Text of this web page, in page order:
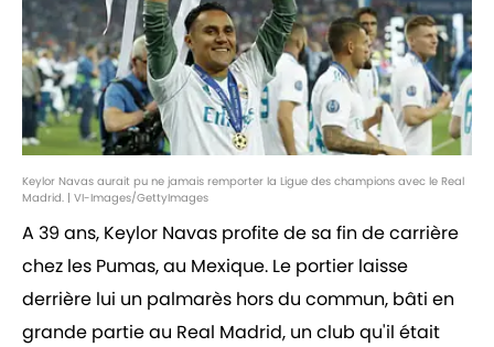
Keylor Navas aurait pu ne jamais remporter la Ligue des champions avec le Real
Madrid. | VI-Images/GettyImages
A 39 ans, Keylor Navas profite de sa fin de carrière
chez les Pumas, au Mexique. Le portier laisse
derrière lui un palmarès hors du commun, bâti en
grande partie au Real Madrid, un club qu'il était